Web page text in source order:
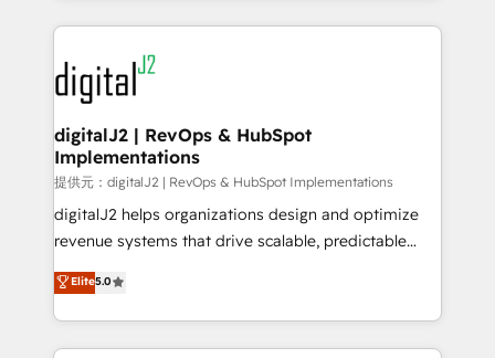
digital agency and an integrator. With over 115
experts in marketing automation, growth, revops,
CRM and webdesign (We focus on EMEA - USA
customers).
digitalJ2 | RevOps & HubSpot
Implementations
提供元：digitalJ2 | RevOps & HubSpot Implementations
digitalJ2 helps organizations design and optimize
revenue systems that drive scalable, predictable
growth. As a triple-accredited HubSpot Solutions
Partner, we specialize in both strategic RevOps
planning and hands-on technical execution - building
the operational foundation companies need to
Elite5.0